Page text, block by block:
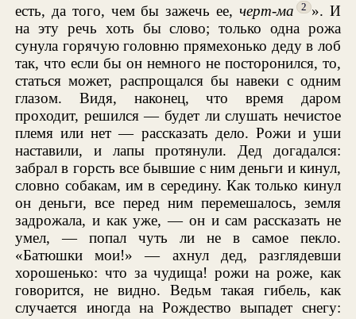
есть, да того, чем бы зажечь ее, черт-ма 2 ». И
на эту речь хоть бы слово; только одна рожа
сунула горячую головню прямехонько деду в лоб
так, что если бы он немного не посторонился, то,
статься может, распрощался бы навеки с одним
глазом. Видя, наконец, что время даром
проходит, решился — будет ли слушать нечистое
племя или нет — рассказать дело. Рожи и уши
наставили, и лапы протянули. Дед догадался:
забрал в горсть все бывшие с ним деньги и кинул,
словно собакам, им в середину. Как только кинул
он деньги, все перед ним перемешалось, земля
задрожала, и как уже, — он и сам рассказать не
умел, — попал чуть ли не в самое пекло.
«Батюшки мои!» — ахнул дед, разглядевши
хорошенько: что за чудища! рожи на роже, как
говорится, не видно. Ведьм такая гибель, как
случается иногда на Рождество выпадет снегу: